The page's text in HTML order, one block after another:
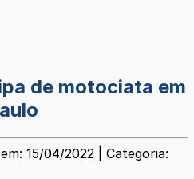
de motociata em
15/04/2022 | Categoria: